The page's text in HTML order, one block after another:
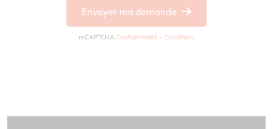
Envoyer ma demande
reCAPTCHA Confidentialité - Conditions